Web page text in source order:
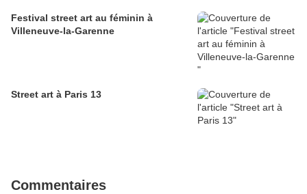
Festival street art au féminin à
Villeneuve-la-Garenne
Street art à Paris 13
Commentaires